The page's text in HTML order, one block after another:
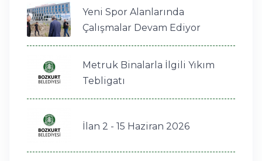
Yeni Spor Alanlarında
Çalışmalar Devam Ediyor
Metruk Binalarla İlgili Yıkım
Tebligatı
İlan 2 - 15 Haziran 2026